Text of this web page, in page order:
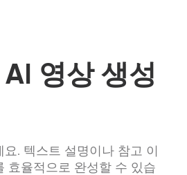
영상 생성
. 텍스트 설명이나 참고 이
효율적으로 완성할 수 있습